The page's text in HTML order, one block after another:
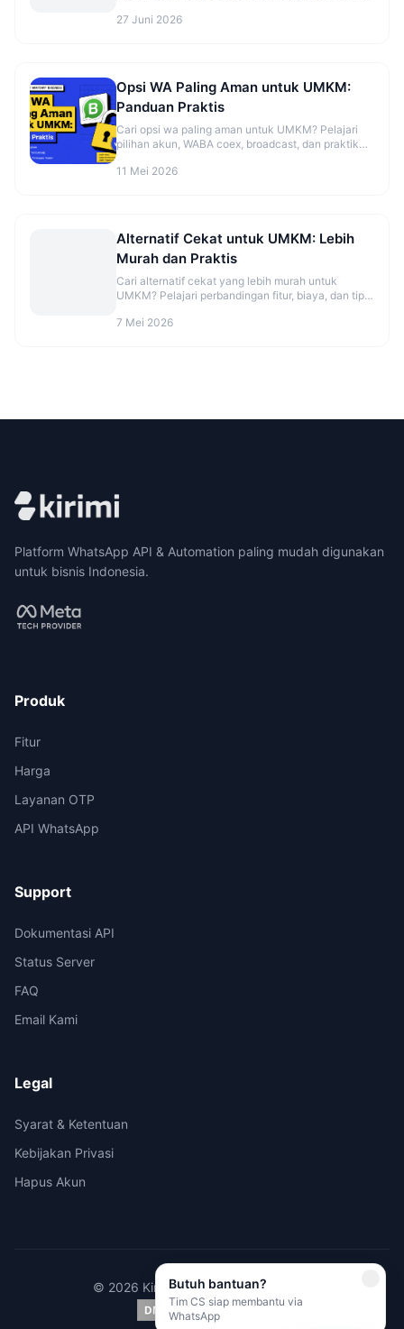
27 Juni 2026
Opsi WA Paling Aman untuk UMKM:
Panduan Praktis
Cari opsi wa paling aman untuk UMKM? Pelajari
pilihan akun, WABA coex, broadcast, dan praktik
11 Mei 2026
Alternatif Cekat untuk UMKM: Lebih
Murah dan Praktis
Cari alternatif cekat yang lebih murah untuk
UMKM? Pelajari perbandingan fitur, biaya, dan tips
7 Mei 2026
Platform WhatsApp API & Automation paling mudah digunakan
untuk bisnis Indonesia.
Produk
Fitur
Harga
Layanan OTP
API WhatsApp
Support
Dokumentasi API
Status Server
FAQ
Email Kami
Legal
Syarat & Ketentuan
Kebijakan Privasi
Hapus Akun
© 2026 Kirimi.id - All rights reserved.
Butuh bantuan?
Tim CS siap membantu via
WhatsApp